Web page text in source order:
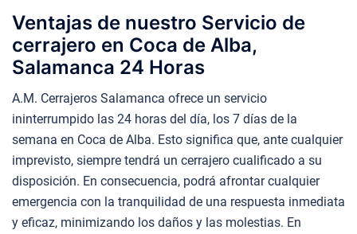
Ventajas de nuestro Servicio de
cerrajero en Coca de Alba,
Salamanca 24 Horas
A.M. Cerrajeros Salamanca ofrece un servicio
ininterrumpido las 24 horas del día, los 7 días de la
semana en Coca de Alba. Esto significa que, ante cualquier
imprevisto, siempre tendrá un cerrajero cualificado a su
disposición. En consecuencia, podrá afrontar cualquier
emergencia con la tranquilidad de una respuesta inmediata
y eficaz, minimizando los daños y las molestias. En